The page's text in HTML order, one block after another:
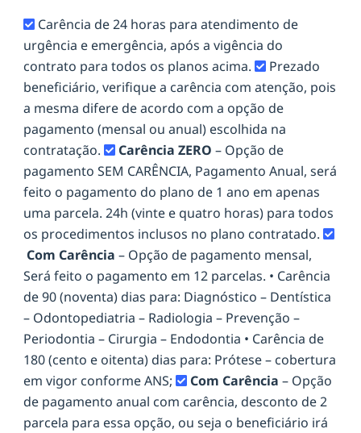
Carência de 24 horas para atendimento de
urgência e emergência, após a vigência do
contrato para todos os planos acima.
Prezado
beneficiário, verifique a carência com atenção, pois
a mesma difere de acordo com a opção de
pagamento (mensal ou anual) escolhida na
contratação.
Carência ZERO – Opção de
pagamento SEM CARÊNCIA, Pagamento Anual, será
feito o pagamento do plano de 1 ano em apenas
uma parcela. 24h (vinte e quatro horas) para todos
os procedimentos inclusos no plano contratado.
Com Carência – Opção de pagamento mensal,
Será feito o pagamento em 12 parcelas. • Carência
de 90 (noventa) dias para: Diagnóstico – Dentística
– Odontopediatria – Radiologia – Prevenção –
Periodontia – Cirurgia – Endodontia • Carência de
180 (cento e oitenta) dias para: Prótese – cobertura
em vigor conforme ANS;
Com Carência – Opção
de pagamento anual com carência, desconto de 2
parcela para essa opção, ou seja o beneficiário irá